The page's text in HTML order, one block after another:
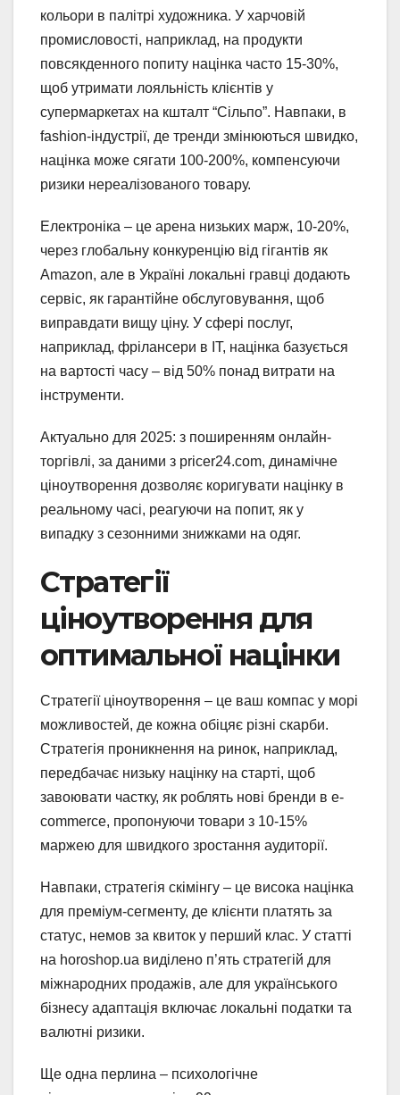
кольори в палітрі художника. У харчовій
промисловості, наприклад, на продукти
повсякденного попиту націнка часто 15-30%,
щоб утримати лояльність клієнтів у
супермаркетах на кшталт “Сільпо”. Навпаки, в
fashion-індустрії, де тренди змінюються швидко,
націнка може сягати 100-200%, компенсуючи
ризики нереалізованого товару.
Електроніка – це арена низьких марж, 10-20%,
через глобальну конкуренцію від гігантів як
Amazon, але в Україні локальні гравці додають
сервіс, як гарантійне обслуговування, щоб
виправдати вищу ціну. У сфері послуг,
наприклад, фрілансери в IT, націнка базується
на вартості часу – від 50% понад витрати на
інструменти.
Актуально для 2025: з поширенням онлайн-
торгівлі, за даними з pricer24.com, динамічне
ціноутворення дозволяє коригувати націнку в
реальному часі, реагуючи на попит, як у
випадку з сезонними знижками на одяг.
Стратегії
ціноутворення для
оптимальної націнки
Стратегії ціноутворення – це ваш компас у морі
можливостей, де кожна обіцяє різні скарби.
Стратегія проникнення на ринок, наприклад,
передбачає низьку націнку на старті, щоб
завоювати частку, як роблять нові бренди в e-
commerce, пропонуючи товари з 10-15%
маржею для швидкого зростання аудиторії.
Навпаки, стратегія скімінгу – це висока націнка
для преміум-сегменту, де клієнти платять за
статус, немов за квиток у перший клас. У статті
на horoshop.ua виділено п’ять стратегій для
міжнародних продажів, але для українського
бізнесу адаптація включає локальні податки та
валютні ризики.
Ще одна перлина – психологічне